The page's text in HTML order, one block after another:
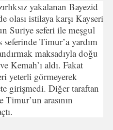
yakalanan Bayezid
olası istilaya karşı Kayseri
Suriye seferi ile meşgul
Timur’a yardım
maksadıyla doğu
Kemah’ı aldı. Fakat
yeterli görmeyerek
girişmedi. Diğer taraftan
arasının